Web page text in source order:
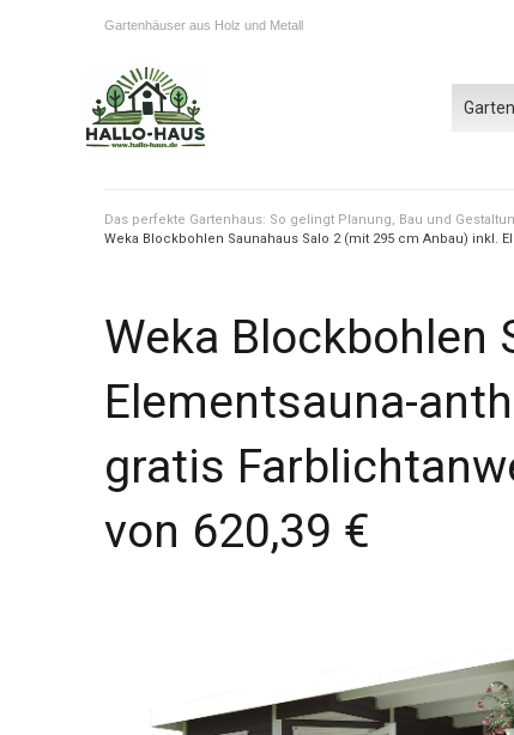
Gartenhäuser aus Holz und Metall
Das perfekte Gartenhaus: So gelingt Planung, Bau und
Weka Blockbohlen Saunahaus Salo 2 (mit 295 cm Anbau) inkl.
Weka Blockbohlen
Elementsauna-
gratis
von 620,39 €